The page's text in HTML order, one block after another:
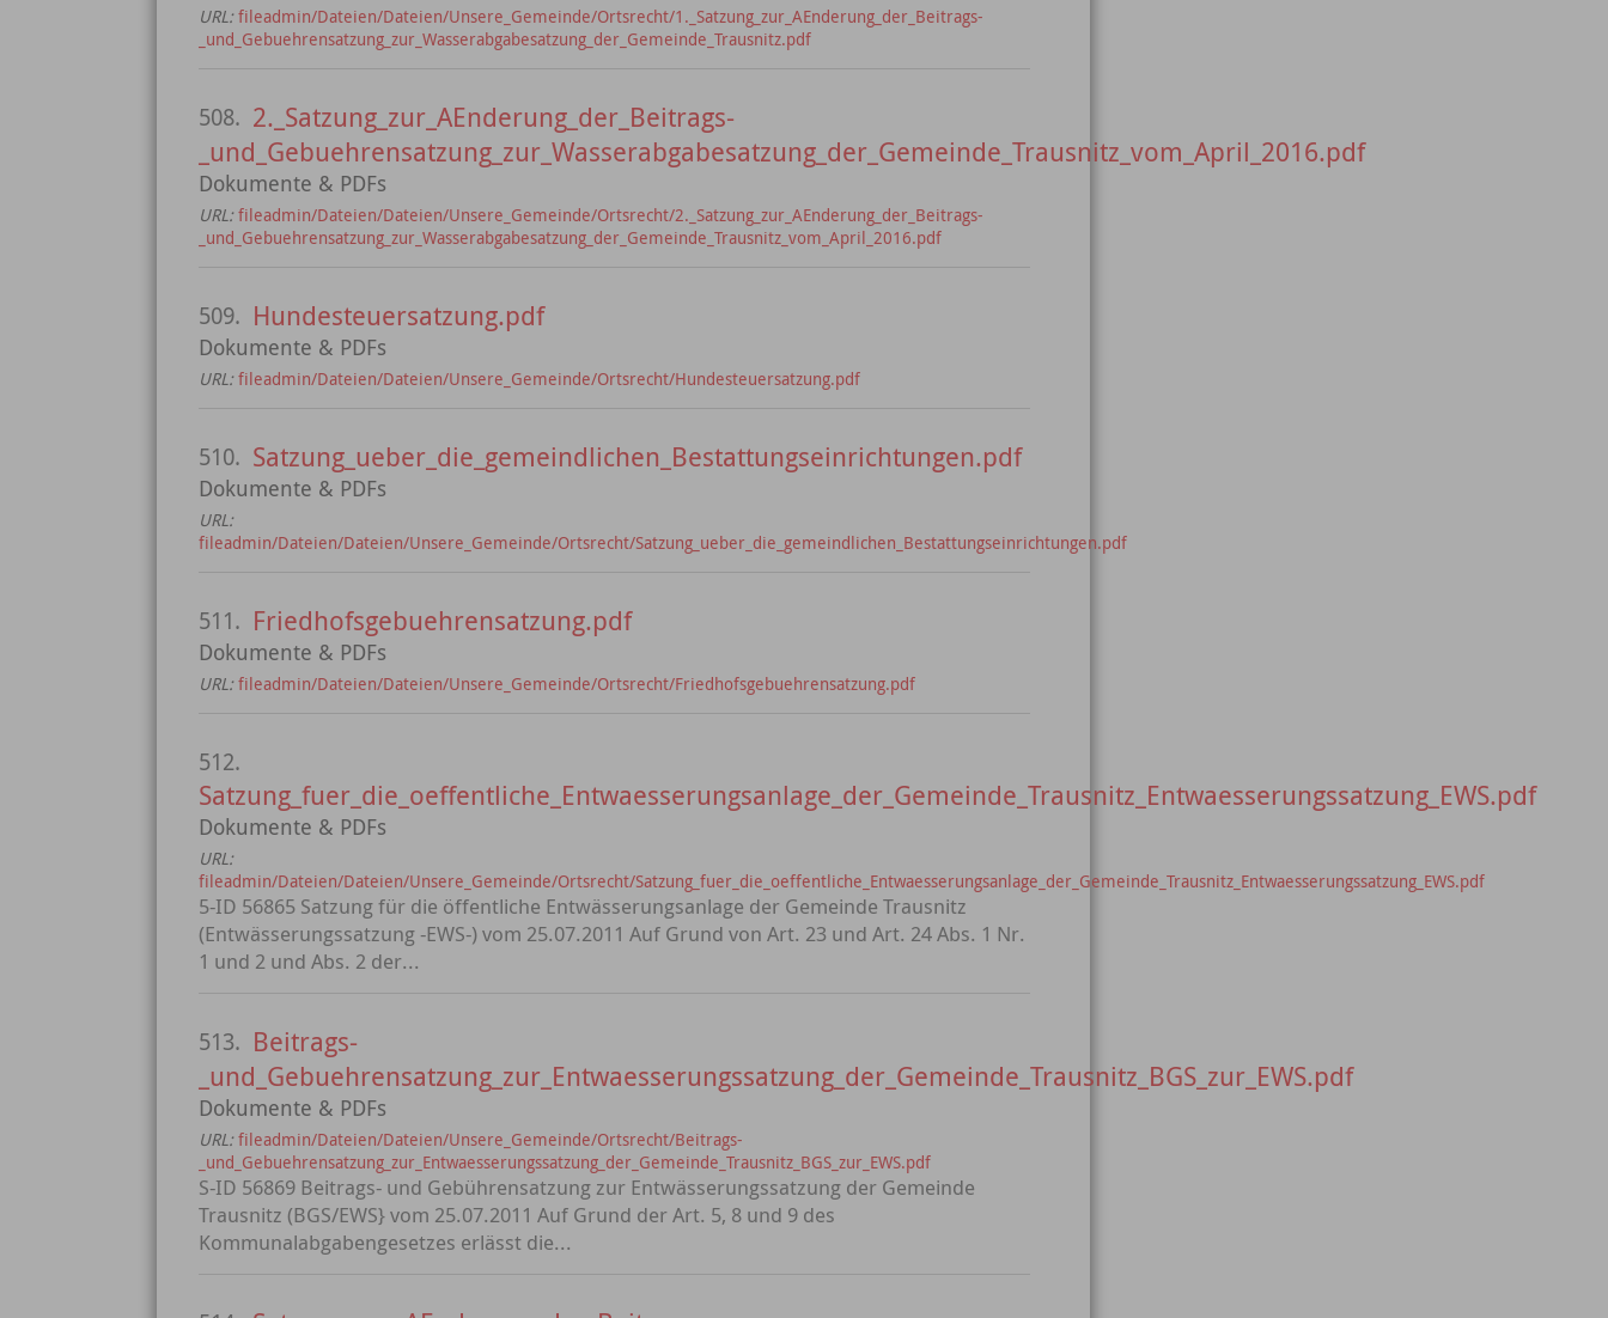
URL: fileadmin/Dateien/Dateien/Unsere_Gemeinde/Ortsrecht/1._Satzung_zur_AEnderung_der_Beitrags-
_und_Gebuehrensatzung_zur_Wasserabgabesatzung_der_Gemeinde_Trausnitz.pdf
508. 2._Satzung_zur_AEnderung_der_Beitrags-
_und_Gebuehrensatzung_zur_Wasserabgabesatzung_der_Gemeinde_Trausnitz_vom_April_2016.pdf
Dokumente & PDFs
URL: fileadmin/Dateien/Dateien/Unsere_Gemeinde/Ortsrecht/2._Satzung_zur_AEnderung_der_Beitrags-
_und_Gebuehrensatzung_zur_Wasserabgabesatzung_der_Gemeinde_Trausnitz_vom_April_2016.pdf
509. Hundesteuersatzung.pdf
Dokumente & PDFs
URL: fileadmin/Dateien/Dateien/Unsere_Gemeinde/Ortsrecht/Hundesteuersatzung.pdf
510. Satzung_ueber_die_gemeindlichen_Bestattungseinrichtungen.pdf
Dokumente & PDFs
URL:
fileadmin/Dateien/Dateien/Unsere_Gemeinde/Ortsrecht/Satzung_ueber_die_gemeindlichen_Bestattungseinrichtungen.pdf
511. Friedhofsgebuehrensatzung.pdf
Dokumente & PDFs
URL: fileadmin/Dateien/Dateien/Unsere_Gemeinde/Ortsrecht/Friedhofsgebuehrensatzung.pdf
512.
Satzung_fuer_die_oeffentliche_Entwaesserungsanlage_der_Gemeinde_Trausnitz_Entwaesserungssatzung_EWS.pdf
Dokumente & PDFs
URL:
fileadmin/Dateien/Dateien/Unsere_Gemeinde/Ortsrecht/Satzung_fuer_die_oeffentliche_Entwaesserungsanlage_der_Gemeinde_Trausnitz_Entwaesserungssatzung_EWS.pdf
5-ID 56865 Satzung für die öffentliche Entwässerungsanlage der Gemeinde Trausnitz
(Entwässerungssatzung -EWS-) vom 25.07.2011 Auf Grund von Art. 23 und Art. 24 Abs. 1 Nr.
1 und 2 und Abs. 2 der...
513. Beitrags-
_und_Gebuehrensatzung_zur_Entwaesserungssatzung_der_Gemeinde_Trausnitz_BGS_zur_EWS.pdf
Dokumente & PDFs
URL: fileadmin/Dateien/Dateien/Unsere_Gemeinde/Ortsrecht/Beitrags-
_und_Gebuehrensatzung_zur_Entwaesserungssatzung_der_Gemeinde_Trausnitz_BGS_zur_EWS.pdf
S-ID 56869 Beitrags- und Gebührensatzung zur Entwässerungssatzung der Gemeinde
Trausnitz (BGS/EWS} vom 25.07.2011 Auf Grund der Art. 5, 8 und 9 des
Kommunalabgabengesetzes erlässt die...